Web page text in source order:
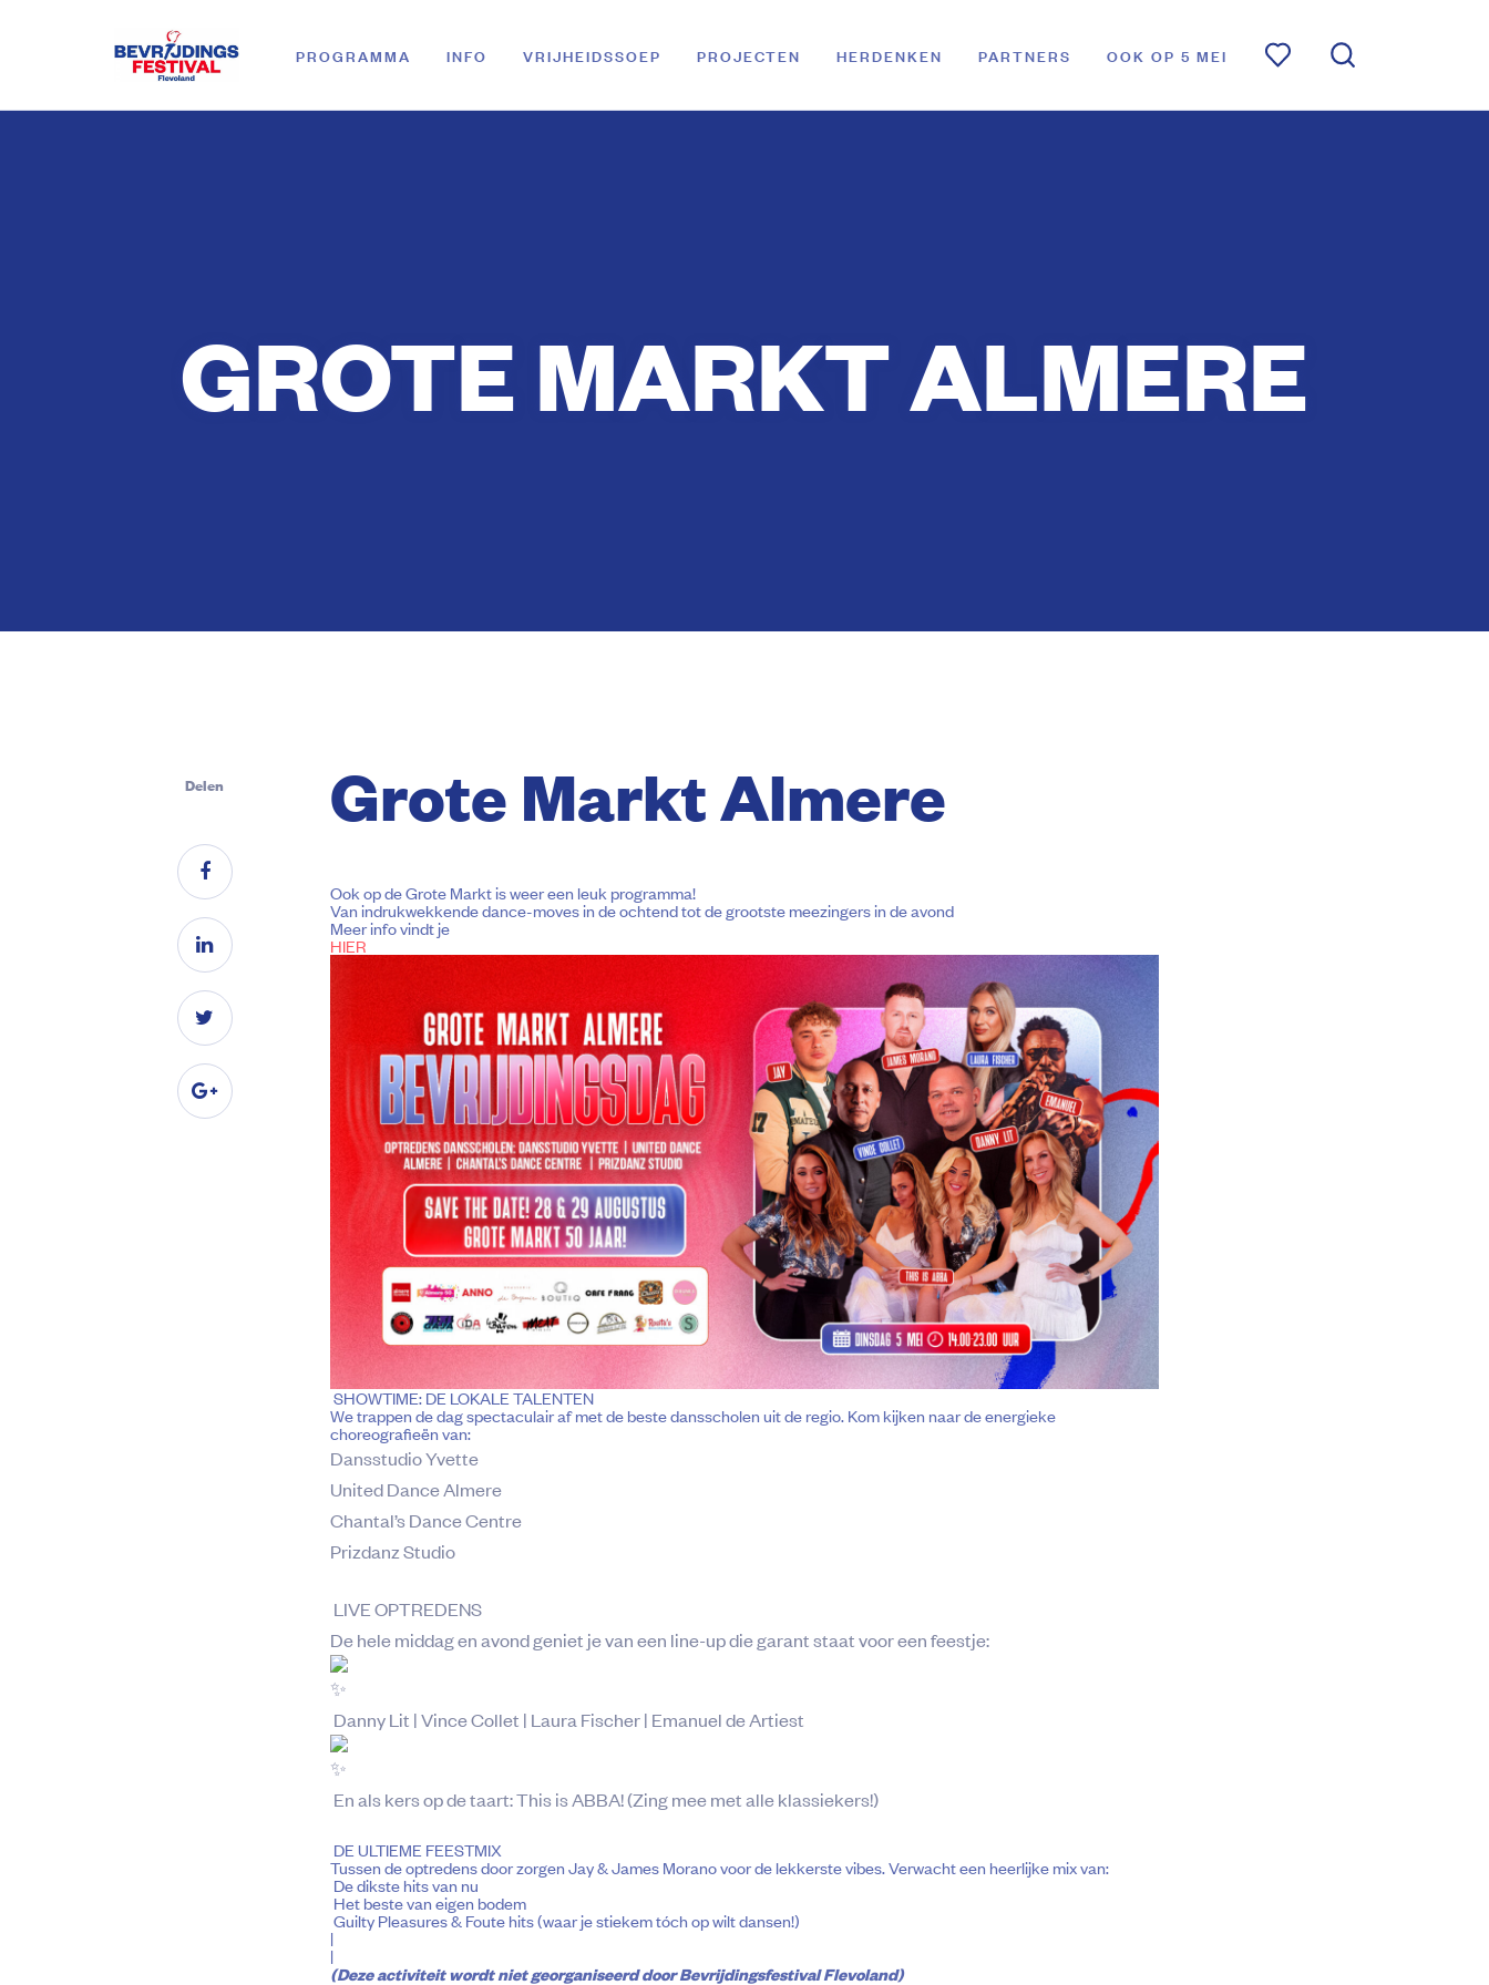
PROGRAMMA INFO VRIJHEIDSSOEP PROJECTEN HERDENKEN PARTNERS OOK OP 5 MEI
GROTE MARKT ALMERE
Delen Grote Markt Almere
Ook op de Grote Markt is weer een leuk programma!
Van indrukwekkende dance-moves in de ochtend tot de grootste meezingers in de avond
Meer info vindt je
HIER
SHOWTIME: DE LOKALE TALENTEN
We trappen de dag spectaculair af met de beste dansscholen uit de regio. Kom kijken naar de energieke
choreografieën van:
Dansstudio Yvette
United Dance Almere
Chantal’s Dance Centre
Prizdanz Studio
LIVE OPTREDENS
De hele middag en avond geniet je van een line-up die garant staat voor een feestje:
Danny Lit | Vince Collet | Laura Fischer | Emanuel de Artiest
En als kers op de taart: This is ABBA! (Zing mee met alle klassiekers!)
DE ULTIEME FEESTMIX
Tussen de optredens door zorgen Jay & James Morano voor de lekkerste vibes. Verwacht een heerlijke mix van:
De dikste hits van nu
Het beste van eigen bodem
Guilty Pleasures & Foute hits (waar je stiekem tóch op wilt dansen!)
|
|
(Deze activiteit wordt niet georganiseerd door Bevrijdingsfestival Flevoland)